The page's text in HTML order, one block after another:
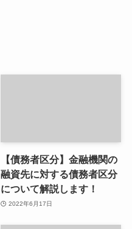
【債務者区分】金融機関の
融資先に対する債務者区分
について解説します！
2022年6月17日